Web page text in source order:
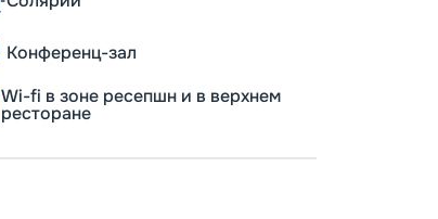
Конференц-зал
Wi-fi в зоне ресепшн и в верхнем
ресторане